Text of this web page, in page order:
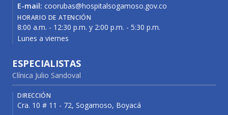
E-mail: coorubas@hospitalsogamoso.gov.co
HORARIO DE ATENCIÓN
8:00 a.m. - 12:30 p.m. y 2:00 p.m. - 5:30 p.m.
Lunes a viernes
ESPECIALISTAS
Clínica Julio Sandoval
DIRECCIÓN
Cra. 10 # 11 - 72, Sogamoso, Boyacá